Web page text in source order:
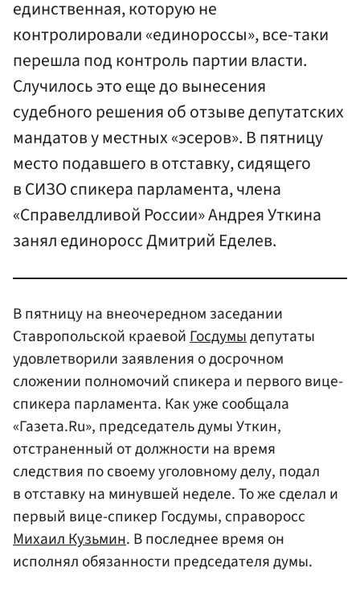
единственная, которую не
контролировали «единороссы», все-таки
перешла под контроль партии власти.
Случилось это еще до вынесения
судебного решения об отзыве депутатских
мандатов у местных «эсеров». В пятницу
место подавшего в отставку, сидящего
в СИЗО спикера парламента, члена
«Справелдливой России» Андрея Уткина
занял единоросс Дмитрий Еделев.
В пятницу на внеочередном заседании
Ставропольской краевой Госдумыдепутаты
удовлетворили заявления о досрочном
сложении полномочий спикера и первого вице-
спикера парламента. Как уже сообщала
«Газета.Ru», председатель думы Уткин,
отстраненный от должности на время
следствия по своему уголовному делу, подал
в отставку на минувшей неделе. То же сделал и
первый вице-спикер Госдумы, справоросс
Михаил Кузьмин. В последнее время он
исполнял обязанности председателя думы.